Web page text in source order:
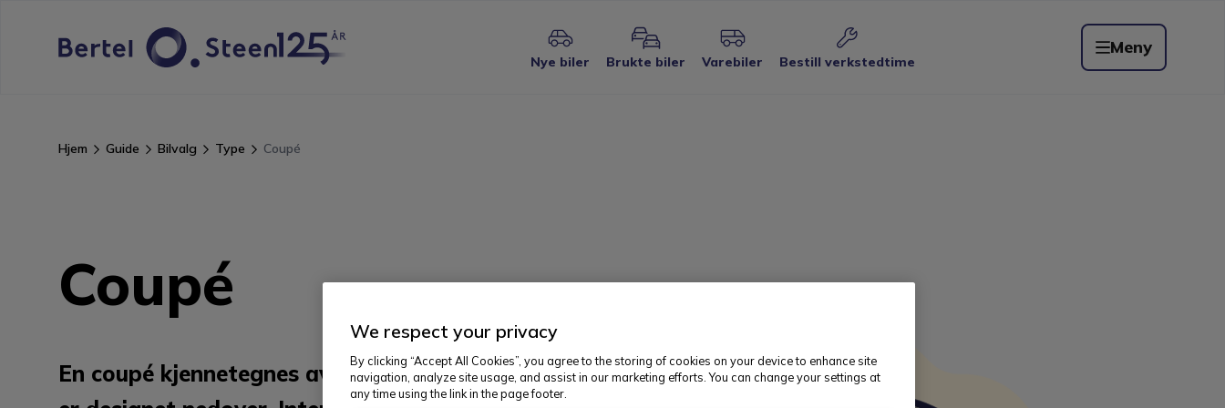
Nye biler Brukte biler Varebiler Bestill verkstedtime
Meny
Hjem Guide Bilvalg Type Coupé
Coupé
En coupé kjennetegnes av linjen bak på bilen som
We respect your privacy
By clicking “Accept All Cookies”, you agree to the storing of cookies on your device to enhance site
navigation, analyze site usage, and assist in our marketing efforts. You can change your settings at
any time using the link in the page footer.